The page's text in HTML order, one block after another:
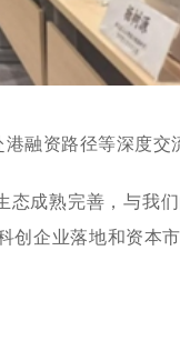
融资路径等深度交
成熟完善，与我
创企业落地和资本